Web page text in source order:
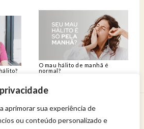
aprimorar sua experiência de
ou conteúdo personalizado e
O mau hálito de manhã é
normal?
experiência de bem-estar.
a uma profissional qualificada.